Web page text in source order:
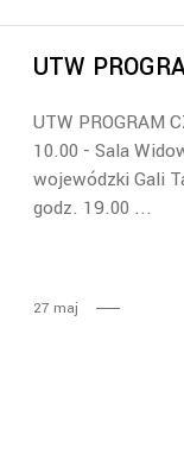
UTW
UTW PROGRAM
10.00 - Sala
wojewódzki Gali
godz. 19.00
27 maj